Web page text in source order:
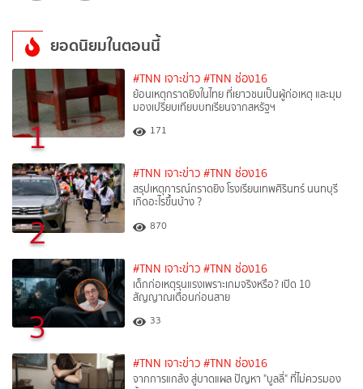
ยอดนิยมในตอนนี้
1
#TNN เจาะข่าว #TNN ช่อง16
ย้อนเหตุกราดยิงในไทย ที่เยาวชนเป็นผู้ก่อเหตุ และมุม
มองเปรียบเทียบบทเรียนจากสหรัฐฯ
171
2
#TNN เจาะข่าว #TNN ช่อง16
สรุปเหตุการณ์กราดยิง โรงเรียนเทพศิรินทร์ นนทบุรี
เกิดอะไรขึ้นบ้าง ?
870
3
#TNN เจาะข่าว #TNN ช่อง16
เด็กก่อเหตุรุนแรงเพราะเกมจริงหรือ? เปิด 10
สัญญาณเตือนก่อนสาย
33
#TNN เจาะข่าว #TNN ช่อง16
จากการแกล้ง สู่บาดแผล ปัญหา "บูลลี่" ที่ไม่ควรมอง